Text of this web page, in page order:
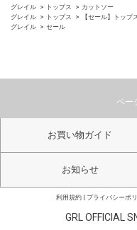
グレイル トップス
カットソー
グレイル
トップス
【セール】トップ
グレイル
セール
ペー
お買い物ガイド
お知らせ
利用規約 プライバシーポ
GRL OFFICIAL